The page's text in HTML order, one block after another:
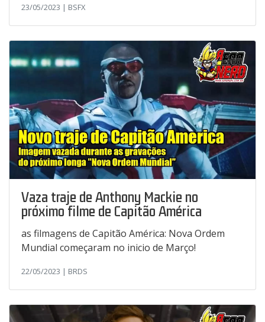
23/05/2023 | BSFX
Vaza traje de Anthony Mackie no
próximo filme de Capitão América
as filmagens de Capitão América: Nova Ordem
Mundial começaram no inicio de Março!
22/05/2023 | BRDS